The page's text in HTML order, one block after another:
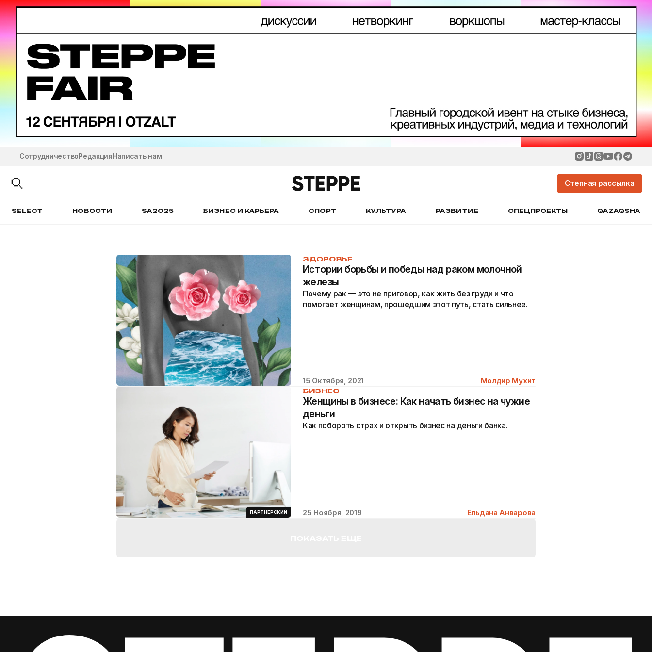
СотрудничествоРедакцияНаписать нам
Степная рассылка
SELECT НОВОСТИ SA2025 БИЗНЕС И КАРЬЕРА СПОРТ КУЛЬТУРА РАЗВИТИЕ СПЕЦПРОЕКТЫ QAZAQSHA
ЗДОРОВЬЕ
Истории борьбы и победы над раком молочной
железы
Почему рак — это не приговор, как жить без груди и что
помогает женщинам, прошедшим этот путь, стать сильнее.
15 Октября, 2021 Молдир Мухит
ПАРТНЕРСКИЙ
БИЗНЕС
Женщины в бизнесе: Как начать бизнес на чужие
деньги
Как побороть страх и открыть бизнес на деньги банка.
25 Ноября, 2019 Ельдана Анварова